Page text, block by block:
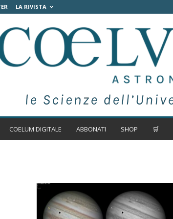
LA RIVISTA
COELUM DIGITALE ABBONATI SHOP 🛒